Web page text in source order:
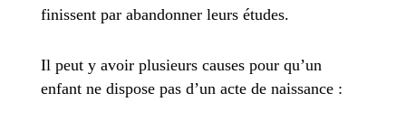
finissent par abandonner leurs études.
Il peut y avoir plusieurs causes pour qu’un
enfant ne dispose pas d’un acte de naissance :